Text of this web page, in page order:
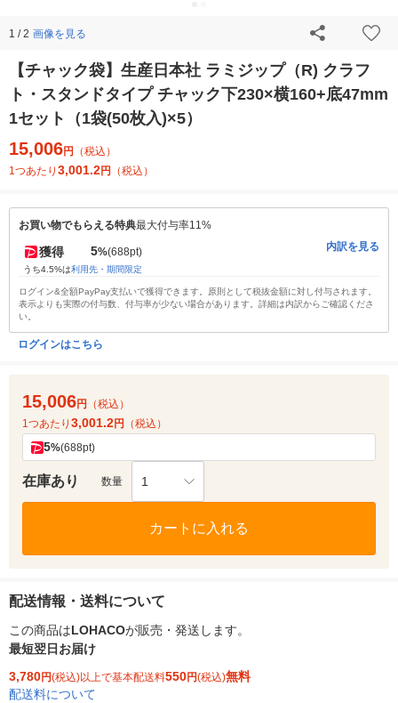
1 / 2 画像を見る
【チャック袋】生産日本社 ラミジップ（R) クラフ
ト・スタンドタイプ チャック下230×横160+底47mm
1セット（1袋(50枚入)×5）
15,006円
（税込）
1つあたり 3,001.2円 （税込）
お買い物でもらえる特典最大付与率11%
獲得 5%(688pt)
うち4.5%は利用先・期間限定
内訳を見る
ログイン&全額PayPay支払いで獲得できます。原則として税抜金額に対し付与されます。
表示よりも実際の付与数、付与率が少ない場合があります。詳細は内訳からご確認くださ
い。
ログインはこちら
15,006円
（税込）
1つあたり 3,001.2円 （税込）
5%(688pt)
在庫あり 数量 1
カートに入れる
配送情報・送料について
この商品はLOHACOが販売・発送します。
最短翌日お届け
3,780円(税込)以上で基本配送料550円(税込)無料
配送料について